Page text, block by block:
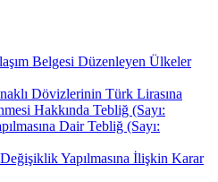
Belgesi Düzenleyen Ülkeler
Dövizlerinin Türk Lirasına
Hakkında Tebliğ (Sayı:
Dair Tebliğ (Sayı:
Yapılmasına İlişkin Karar